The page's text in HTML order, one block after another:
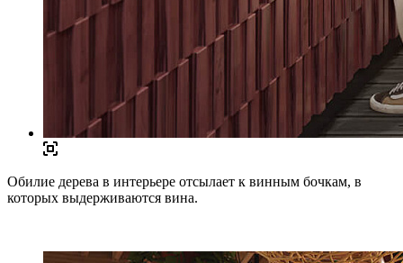
Обилие дерева в интерьере отсылает к винным бочкам, в
которых выдерживаются вина.